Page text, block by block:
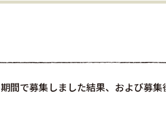
間で募集しました結果、および募集